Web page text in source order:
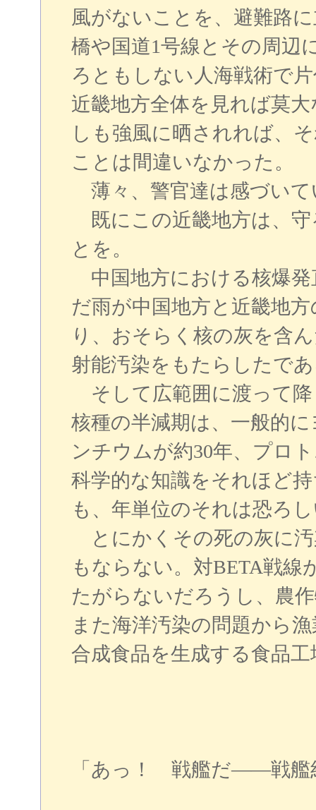
風がないことを、避難路
橋や国道1号線とその周辺
ろともしない人海戦術で
近畿地方全体を見れば莫
しも強風に晒されれば、
ことは間違いなかった。
薄々、警官達は感づいて
既にこの近畿地方は、
とを。
中国地方における核爆発
だ雨が中国地方と近畿地
り、おそらく核の灰を含
射能汚染をもたらしたで
そして広範囲に渡って降
核種の半減期は、一般的
ンチウムが約30年、プロ
科学的な知識をそれほど
も、年単位のそれは恐ろ
とにかくその死の灰に
もならない。対BETA戦線
たがらないだろうし、農
また海洋汚染の問題から
合成食品を生成する食品
「あっ！ 戦艦だ――戦艦